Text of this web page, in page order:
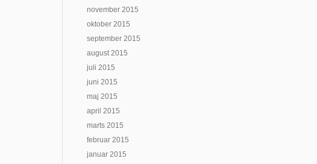
november 2015
oktober 2015
september 2015
august 2015
juli 2015
juni 2015
maj 2015
april 2015
marts 2015
februar 2015
januar 2015